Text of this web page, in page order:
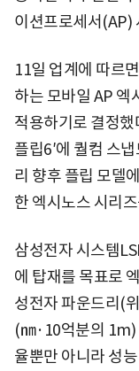
이션프로세서(AP)
11일 업계에 따르
하는 모바일 AP 엑
적용하기로 결정
플립6′에 퀄컴 스
리 향후 플립 모델
한 엑시노스 시리
삼성전자 시스템
에 탑재를 목표로
성전자 파운드리(
(㎚·10억분의 1m)
율뿐만 아니라 성